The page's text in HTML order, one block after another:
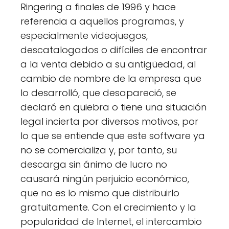
Ringering a finales de 1996 y hace
referencia a aquellos programas, y
especialmente videojuegos,
descatalogados o difíciles de encontrar
a la venta debido a su antigüedad, al
cambio de nombre de la empresa que
lo desarrolló, que desapareció, se
declaró en quiebra o tiene una situación
legal incierta por diversos motivos, por
lo que se entiende que este software ya
no se comercializa y, por tanto, su
descarga sin ánimo de lucro no
causará ningún perjuicio económico,
que no es lo mismo que distribuirlo
gratuitamente. Con el crecimiento y la
popularidad de Internet, el intercambio